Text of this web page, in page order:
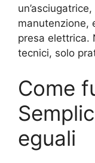
manutenzione,
presa elettrica.
tecnici, solo
Come
eguali